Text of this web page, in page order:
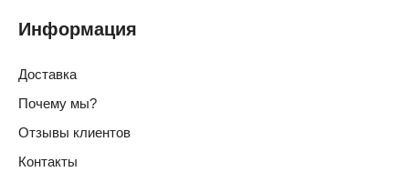
Информация
Доставка
Почему мы?
Отзывы клиентов
Контакты